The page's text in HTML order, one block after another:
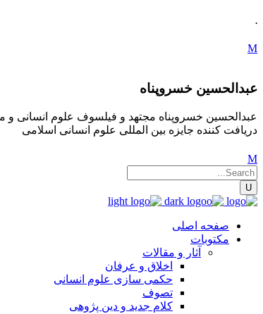
.
عبدالحسین خسروپناه
عبدالحسین خسروپناه مجتهد و فیلسوف علوم انسانی
دریافت کننده جایزه بین المللی علوم انسانی اسلامی
صفحه اصلی
مکتوبات
آثار و مقالات
اخلاق و عرفان
حکمی سازی علوم انسانی
تصوف
کلام جدید و دین پژوهی